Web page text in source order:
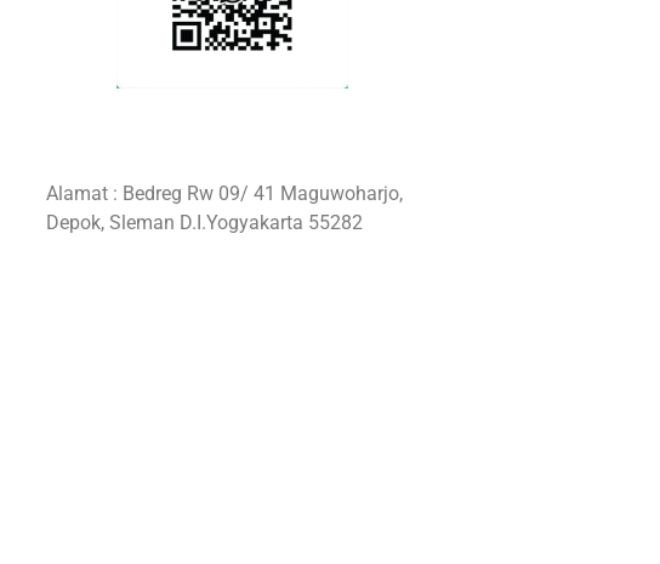
Alamat : Bedreg Rw 09/ 41 Maguwoharjo,
Depok, Sleman D.I.Yogyakarta 55282